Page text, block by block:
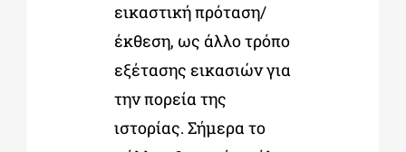
εικαστική πρόταση/
έκθεση, ως άλλο τρόπο
εξέτασης εικασιών για
την πορεία της
ιστορίας. Σήμερα το